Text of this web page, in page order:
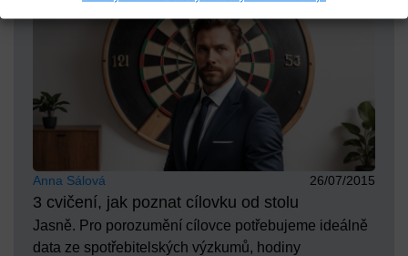
Anna Sálová 26/07/2015
3 cvičení, jak poznat cílovku od stolu
Jasně. Pro porozumění cílovce potřebujeme ideálně
data ze spotřebitelských výzkumů, hodiny